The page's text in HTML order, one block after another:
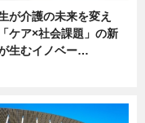
が介護の未来を変え
ケア×社会課題」の新
生むイノベー…